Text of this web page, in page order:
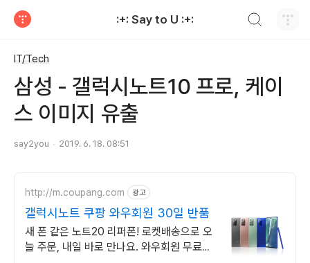
:+: Say to U :+:
IT/Tech
삼성 - 갤럭시노트10 프로, 케이
스 이미지 유출
say2you 2019. 6. 18. 08:51
http://m.coupang.com 광고
갤럭시노트 쿠팡 와우회원 30일 반품
새 폰 같은 노트20 리퍼폰! 로켓배송으로 오
늘 주문, 내일 바로 만나요. 와우회원 무료배